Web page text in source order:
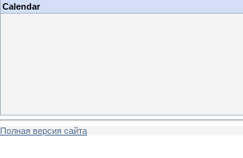
Calendar
Полная версия сайта